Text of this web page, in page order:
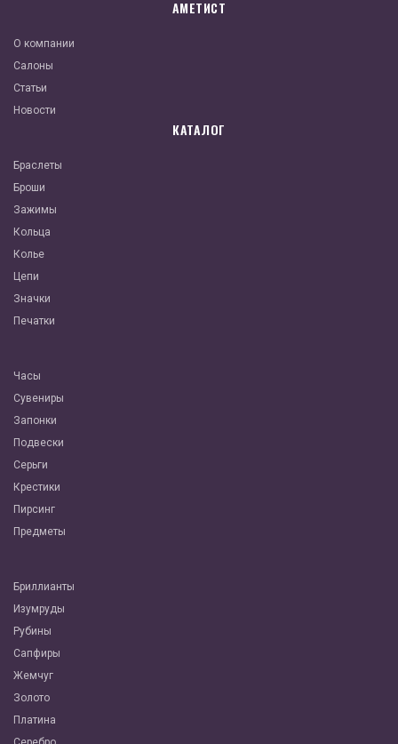
АМЕТИСТ
О компании
Салоны
Статьи
Новости
КАТАЛОГ
Браслеты
Броши
Зажимы
Кольца
Колье
Цепи
Значки
Печатки
Часы
Сувениры
Запонки
Подвески
Серьги
Крестики
Пирсинг
Предметы
Бриллианты
Изумруды
Рубины
Сапфиры
Жемчуг
Золото
Платина